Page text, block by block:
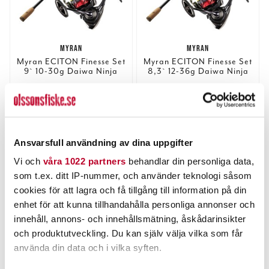
Ansvarsfull användning av dina uppgifter
Vi och våra 1022 partners behandlar din personliga data,
som t.ex. ditt IP-nummer, och använder teknologi såsom
cookies för att lagra och få tillgång till information på din
enhet för att kunna tillhandahålla personliga annonser och
innehåll, annons- och innehållsmätning, åskådarinsikter
och produktutveckling. Du kan själv välja vilka som får
använda din data och i vilka syften.
MYRAN
Myran ECITON Finesse Set
9` 10-30g Daiwa Ninja
1 449,00 krTidigare pris
1 918,00 kr
1 918,00 kr
LÄGG I VARUKORGEN
MYRAN
Myran ECITON Finesse Set
8,3` 12-36g Daiwa Ninja
Tidigare pris:
1 918,00 kr
1 449,00 kr
1 918,00 kr
LÄGG I VARUKORGEN